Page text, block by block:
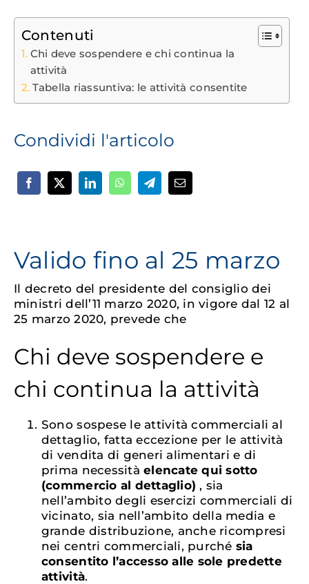
Contenuti
Chi deve sospendere e chi continua la
attività
Tabella riassuntiva: le attività consentite
Condividi l'articolo
Valido fino al 25 marzo
Il decreto del presidente del consiglio dei
ministri dell’11 marzo 2020, in vigore dal 12 al
25 marzo 2020, prevede che
Chi deve sospendere e
chi continua la attività
Sono sospese le attività commerciali al
dettaglio, fatta eccezione per le attività
di vendita di generi alimentari e di
prima necessitàelencate qui sotto
(commercio al dettaglio) , sia
nell’ambito degli esercizi commerciali di
vicinato, sia nell’ambito della media e
grande distribuzione, anche ricompresi
nei centri commerciali, purché sia
consentito l’accesso alle sole predette
attività.